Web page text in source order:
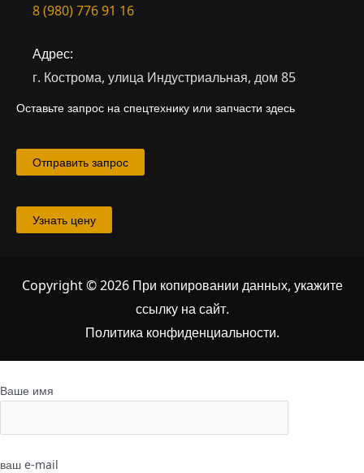
8 (980) 776 91 16
Адрес:
г. Кострома, улица Индустриальная, дом 85
Оставьте запрос на спецтехнику или запчасти здесь
Отправить запрос
Узнать цену
Copyright © 2026 При копировании данных, укажите
ссылку на сайт.
Политика конфиденциальности.
Ваше имя
ваш e-mail